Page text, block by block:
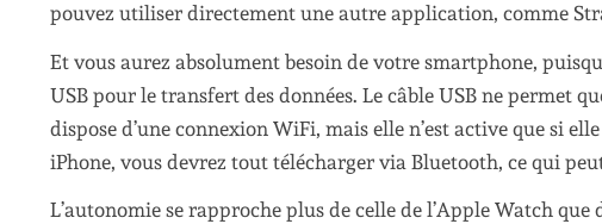
pouvez utiliser directement une autre application, comme
Et vous aurez absolument besoin de votre smartphone,
USB pour le transfert des données. Le câble USB ne permet
dispose d’une connexion WiFi, mais elle n’est active que si
iPhone, vous devrez tout télécharger via Bluetooth, ce qui
L’autonomie se rapproche plus de celle de l’Apple Watch